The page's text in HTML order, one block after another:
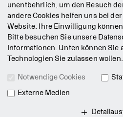
Presse
Jobs
Kontakt
Newsletter
AGB
Datenschutz
unentbehrlich, um den Besuch
andere Cookies helfen uns bei
Website. Ihre Einwilligung
Bitte besuchen Sie unsere
Informationen. Unten können Sie
Technologien Sie zulassen wollen.
Notwendige Cookies
Externe Medien